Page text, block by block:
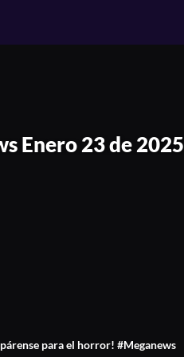
Enero 23 de 2025
para el horror! #Meganews